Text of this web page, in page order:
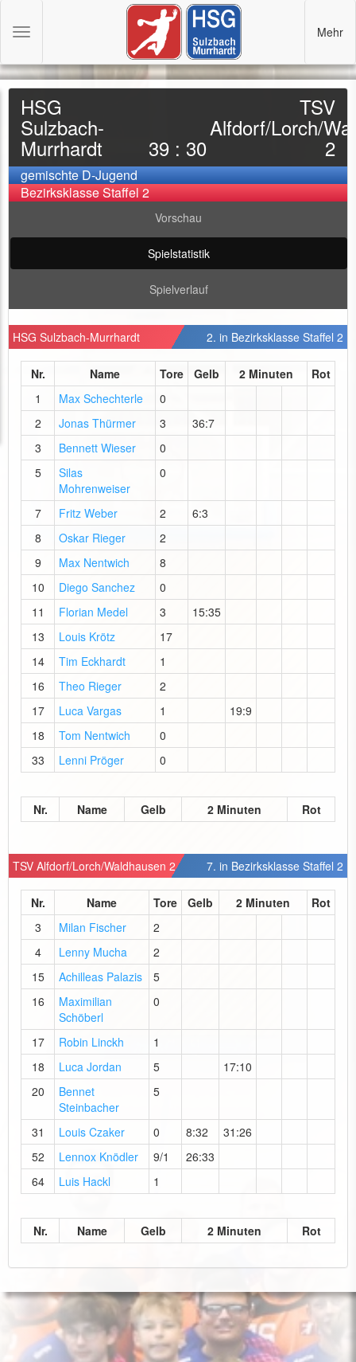
HSG
Sulzbach-
Murrhardt 39 : 30
TSV
Alfdorf/Lorch/
2
gemischte D-Jugend
Bezirksklasse Staffel 2
Vorschau
Spielstatistik
Spielverlauf
HSG Sulzbach-Murrhardt 2. in Bezirksklasse Staffel 2
Nr. Name Tore Gelb 2 Minuten
Rot
1
Max Schechterle
0
2
Jonas Thürmer 3
36:7
3
Bennett Wieser
0
5
Silas
Mohrenweiser
0
7 Fritz Weber 2
6:3
8
Oskar Rieger
2
9
Max Nentwich
8
10
Diego Sanchez
0
11
Florian Medel 3
15:35
13
Louis Krötz
17
14
Tim Eckhardt
1
16
Theo Rieger
2
17
Luca Vargas 1
19:9
18
Tom Nentwich
0
33
Lenni Pröger 0
Nr. Name Gelb 2 Minuten Rot
TSV Alfdorf/Lorch/Waldhausen 2 7. in Bezirksklasse Staffel 2
Nr. Name Tore Gelb 2 Minuten
Rot
3
Milan Fischer
2
4
Lenny Mucha
2
15
Achilleas Palazis
5
16
Maximilian
Schöberl
0
17 Robin Linckh
1
18
Luca Jordan 5
17:10
20
Bennet
Steinbacher
5
31 Louis Czaker 0 8:32
31:26
52
Lennox Knödler 9/1
26:33
64
Luis Hackl 1
Nr. Name Gelb 2 Minuten Rot
Toggle
Mehr